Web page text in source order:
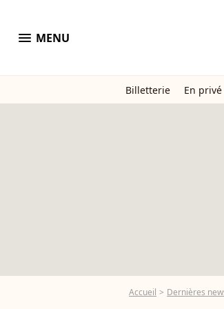
menu MENU
Billetterie En privé
Accueil Dernières